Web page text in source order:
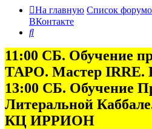
На главную Список
ВКонтакте
Поиск
11:00 СБ. Обучение
ТАРО. Мастер
13:00 СБ. Обучение
Литеральной
КЦ ИРРИОН